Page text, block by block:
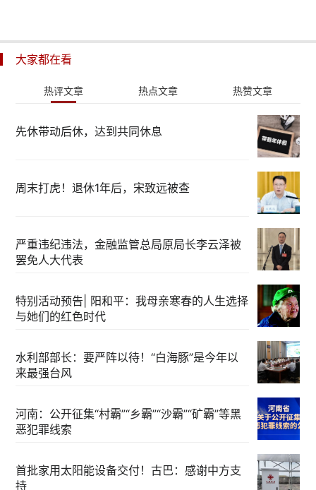
大家都在看
热评文章 热点文章 热赞文章
先休带动后休，达到共同休息
周末打虎！退休1年后，宋致远被查
严重违纪违法，金融监管总局原局长李云泽被
罢免人大代表
特别活动预告| 阳和平：我母亲寒春的人生选择
与她们的红色时代
水利部部长：要严阵以待！“白海豚”是今年以
来最强台风
河南：公开征集“村霸”“乡霸”“沙霸”“矿霸”等黑
恶犯罪线索
首批家用太阳能设备交付！古巴：感谢中方支
持